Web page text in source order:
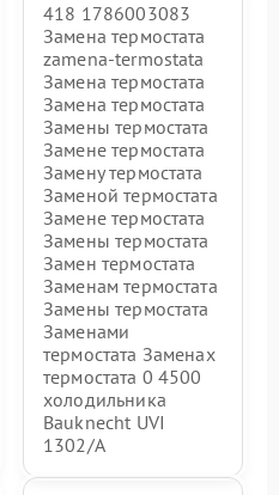
418 1786003083
Замена термостата
zamena-termostata
Замена термостата
Замена термостата
Замены термостата
Замене термостата
Замену термостата
Заменой термостата
Замене термостата
Замены термостата
Замен термостата
Заменам термостата
Замены термостата
Заменами
термостата Заменах
термостата 0 4500
холодильника
Bauknecht UVI
1302/A